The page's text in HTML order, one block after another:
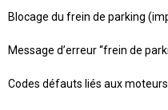
Blocage du frein de parking
Message d’erreur “frein de
Codes défauts liés aux